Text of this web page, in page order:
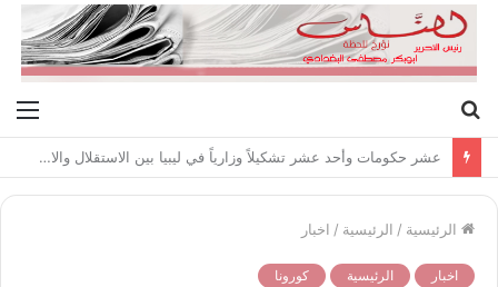
عن
عشر حكومات وأحد عشر تشكيلاً وزارياً في ليبيا بين الاستقلال والانقلاب (1951 – 1969)
الرئيسية / الرئيسية / اخبار
اخبار الرئيسية كورونا